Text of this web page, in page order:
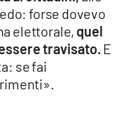
forse dovevo
elettorale, quel
travisato. E
se fai